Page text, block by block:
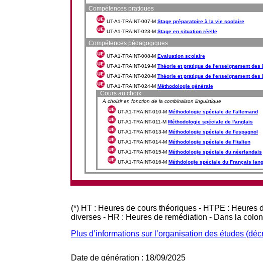
Compétences pratiques
UT-A1-TRAINT-007-M Stage préparatoire à la vie scolaire
UT-A1-TRAINT-023-M Stage en situation réelle
Compétences pédagogiques
UT-A1-TRAINT-008-M Evaluation scolaire
UT-A1-TRAINT-019-M Théorie et pratique de l'enseignement des
UT-A1-TRAINT-020-M Théorie et pratique de l'enseignement des
UT-A1-TRAINT-024-M Méthodologie générale
Cours au choix
A choisir en fonction de la combinaison linguistique
UT-A1-TRAINT-010-M Méthodologie spéciale de l'allemand
UT-A1-TRAINT-011-M Méthodologie spéciale de l'anglais
UT-A1-TRAINT-013-M Méthodologie spéciale de l'espagnol
UT-A1-TRAINT-014-M Méthodologie spéciale de l'italien
UT-A1-TRAINT-015-M Méthodologie spéciale du néerlandais
UT-A1-TRAINT-016-M Méthdologie spéciale du Français
(*) HT : Heures de cours théoriques - HTPE :
diverses - HR : Heures de remédiation - Dans la
Plus d’informations sur l’organisation des études
Date de génération : 18/09/2025